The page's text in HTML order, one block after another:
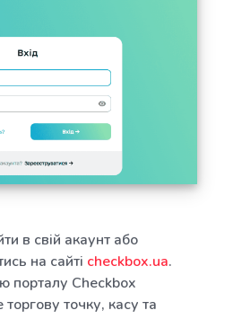
в свій акаунт або
на сайті checkbox.ua.
порталу Checkbox
торгову точку, касу та